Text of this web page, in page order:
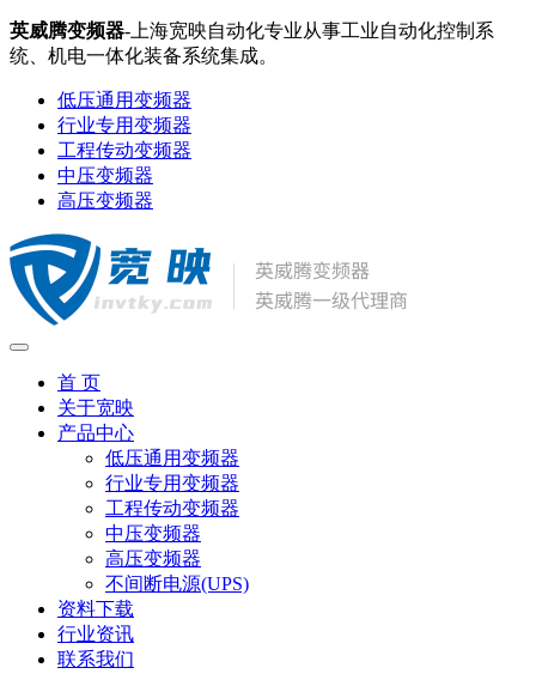
英威腾变频器-上海宽映自动化专业从事工业自动化控制系
统、机电一体化装备系统集成。
低压通用变频器
行业专用变频器
工程传动变频器
中压变频器
高压变频器
首 页
关于宽映
产品中心
低压通用变频器
行业专用变频器
工程传动变频器
中压变频器
高压变频器
不间断电源(UPS)
资料下载
行业资讯
联系我们